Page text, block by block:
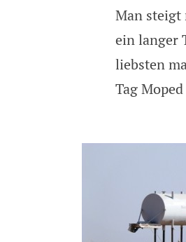
Man steigt
ein langer
liebsten
Tag